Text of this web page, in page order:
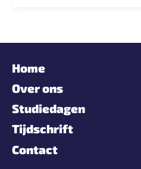
Home
Over ons
Studiedagen
Tijdschrift
Contact